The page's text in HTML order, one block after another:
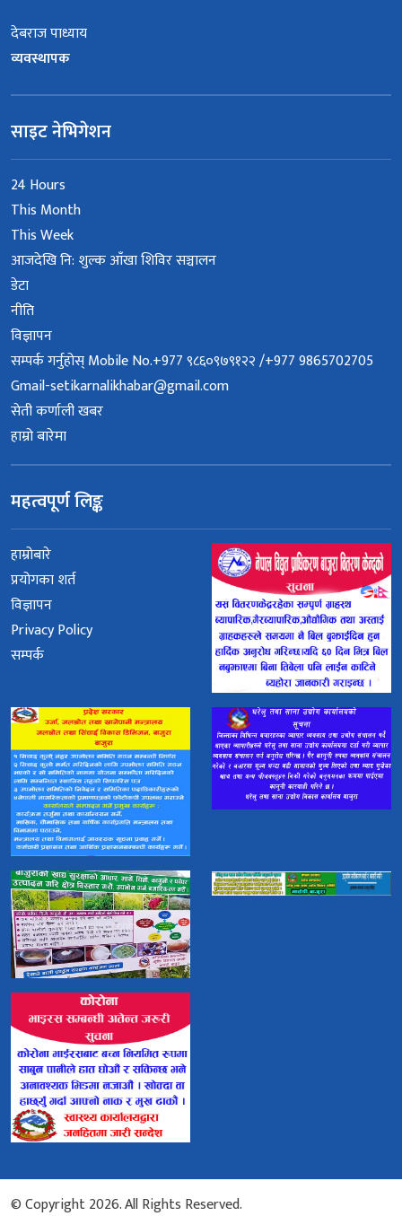
देबराज पाध्याय
व्यवस्थापक
साइट नेभिगेशन
24 Hours
This Month
This Week
आजदेखि नि: शुल्क आँखा शिविर सञ्चालन
डेटा
नीति
विज्ञापन
सम्पर्क गर्नुहोस् Mobile No.+977 ९८६०९७९१२२ /+977 9865702705
Gmail-setikarnalikhabar@gmail.com
सेती कर्णाली खबर
हाम्रो बारेमा
महत्वपूर्ण लिङ्क
हाम्रोबारे
प्रयोगका शर्त
विज्ञापन
Privacy Policy
सम्पर्क
© Copyright 2026. All Rights Reserved.